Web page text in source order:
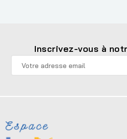
Inscrivez-vous à